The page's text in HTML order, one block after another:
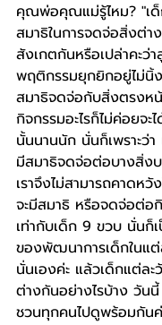
คุณพ่อคุณแม่รู้ไหม? "เ
สมาธิในการจดจ่อสิ่งต่า
สังเกตกันหรือเปล่าคะว่
พฤติกรรมยุกยิกอยู่ไม่นิ้
สมาธิจดจ่อกับสิ่งตรงหน้
กิจกรรมอะไรก็ไม่ค่อยจะ
นั้นนานนัก นั่นก็เพราะว่า
มีสมาธิจดจ่อต่อบางสิ่งบ
เราจึงไม่สามารถคาดห
จะมีสมาธิ หรือจดจ่อต่อ
เท่ากับเด็ก 9 ขวบ นั่นก็
ของพัฒนาการเด็กในแ
นั่นเองค่ะ แล้วเด็กแต่ล
ต่างกันอย่างไรบ้าง วัน
ชวนทุกคนไปดูพร้อมกัน